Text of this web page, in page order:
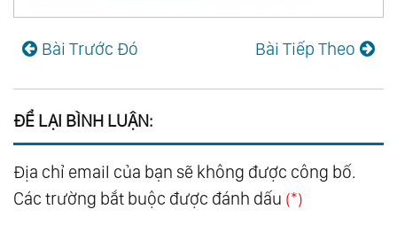
Bài Trước Đó Bài Tiếp Theo
ĐỂ LẠI BÌNH LUẬN:
Địa chỉ email của bạn sẽ không được công bố.
Các trường bắt buộc được đánh dấu (*)